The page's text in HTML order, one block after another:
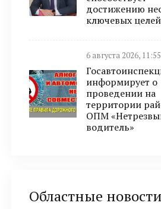
достижению
ключевых целей
6 августа 2026, 11:55
информирует о
проведении на
территории
ОПМ
водитель»
Областные новости